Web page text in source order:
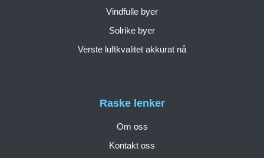
Raske lenker
Om oss
Kontakt oss
Vindfulle byer
Solrike byer
Verste luftkvalitet akkurat nå